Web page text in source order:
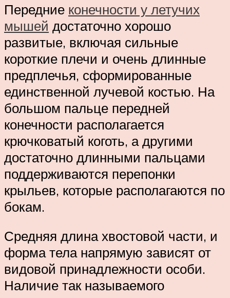
Передние конечности у летучих
мышей достаточно хорошо
развитые, включая сильные
короткие плечи и очень длинные
предплечья, сформированные
единственной лучевой костью. На
большом пальце передней
конечности располагается
крючковатый коготь, а другими
достаточно длинными пальцами
поддерживаются перепонки
крыльев, которые располагаются по
бокам.
Средняя длина хвостовой части, и
форма тела напрямую зависят от
видовой принадлежности особи.
Наличие так называемого